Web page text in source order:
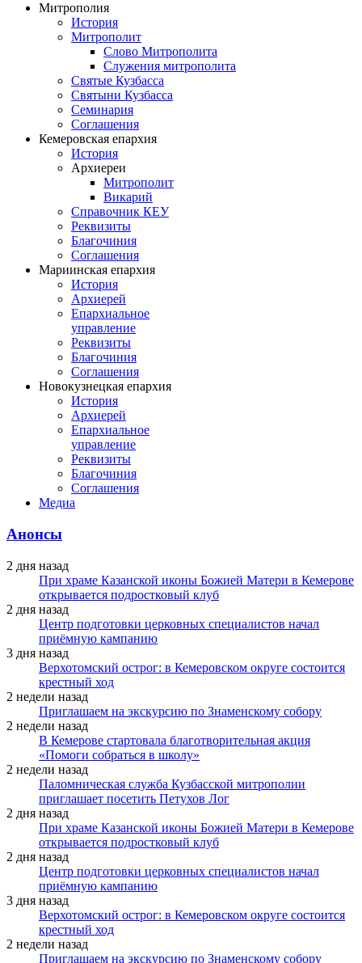
Митрополия
История
Митрополит
Слово Митрополита
Служения митрополита
Святые Кузбасса
Святыни Кузбасса
Семинария
Соглашения
Кемеровская епархия
История
Архиереи
Митрополит
Викарий
Справочник КЕУ
Реквизиты
Благочиния
Соглашения
Мариинская епархия
История
Архиерей
Епархиальное
управление
Реквизиты
Благочиния
Соглашения
Новокузнецкая епархия
История
Архиерей
Епархиальное
управление
Реквизиты
Благочиния
Соглашения
Медиа
Анонсы
2 дня назад
При храме Казанской иконы Божией Матери в Кемерове
открывается подростковый клуб
2 дня назад
Центр подготовки церковных специалистов начал
приёмную кампанию
3 дня назад
Верхотомский острог: в Кемеровском округе состоится
крестный ход
2 недели назад
Приглашаем на экскурсию по Знаменскому собору
2 недели назад
В Кемерове стартовала благотворительная акция
«Помоги собраться в школу»
2 недели назад
Паломническая служба Кузбасской митрополии
приглашает посетить Петухов Лог
2 дня назад
При храме Казанской иконы Божией Матери в Кемерове
открывается подростковый клуб
2 дня назад
Центр подготовки церковных специалистов начал
приёмную кампанию
3 дня назад
Верхотомский острог: в Кемеровском округе состоится
крестный ход
2 недели назад
Приглашаем на экскурсию по Знаменскому собору